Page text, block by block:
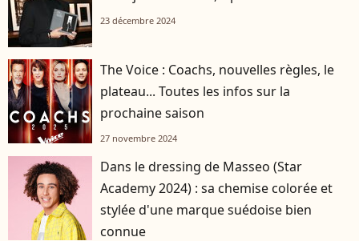
23 décembre 2024
The Voice : Coachs, nouvelles règles, le
plateau... Toutes les infos sur la
prochaine saison
27 novembre 2024
Dans le dressing de Masseo (Star
Academy 2024) : sa chemise colorée et
stylée d'une marque suédoise bien
connue